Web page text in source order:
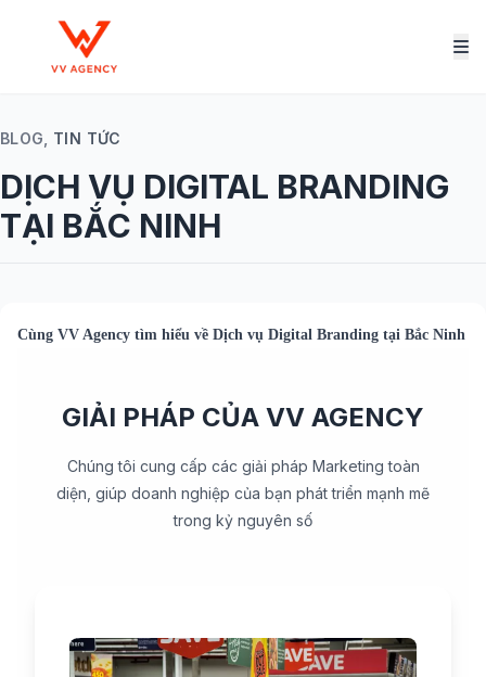
BLOG, TIN TỨC
DỊCH VỤ DIGITAL BRANDING
TẠI BẮC NINH
Cùng VV Agency tìm hiểu về Dịch vụ Digital Branding tại Bắc Ninh
GIẢI PHÁP CỦA VV AGENCY
Chúng tôi cung cấp các giải pháp Marketing toàn
diện, giúp doanh nghiệp của bạn phát triển mạnh mẽ
trong kỷ nguyên số